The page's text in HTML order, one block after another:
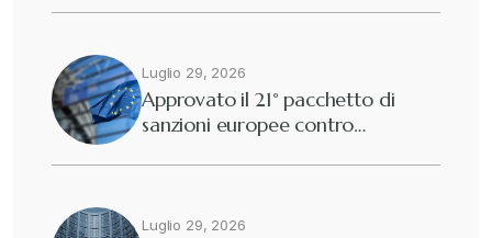
Luglio 29, 2026
Approvato il 21° pacchetto di
sanzioni europee contro…
Luglio 29, 2026